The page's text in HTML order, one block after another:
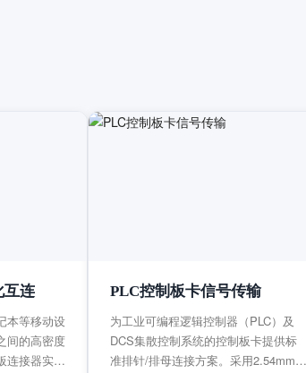
互连
本等移动设
间的高密度
连接器实现
PLC控制板卡信号传输
为工业可编程逻辑控制器（PLC）及
DCS集散控制系统的控制板卡提供标
准排针/排母连接方案。采用2.54mm标